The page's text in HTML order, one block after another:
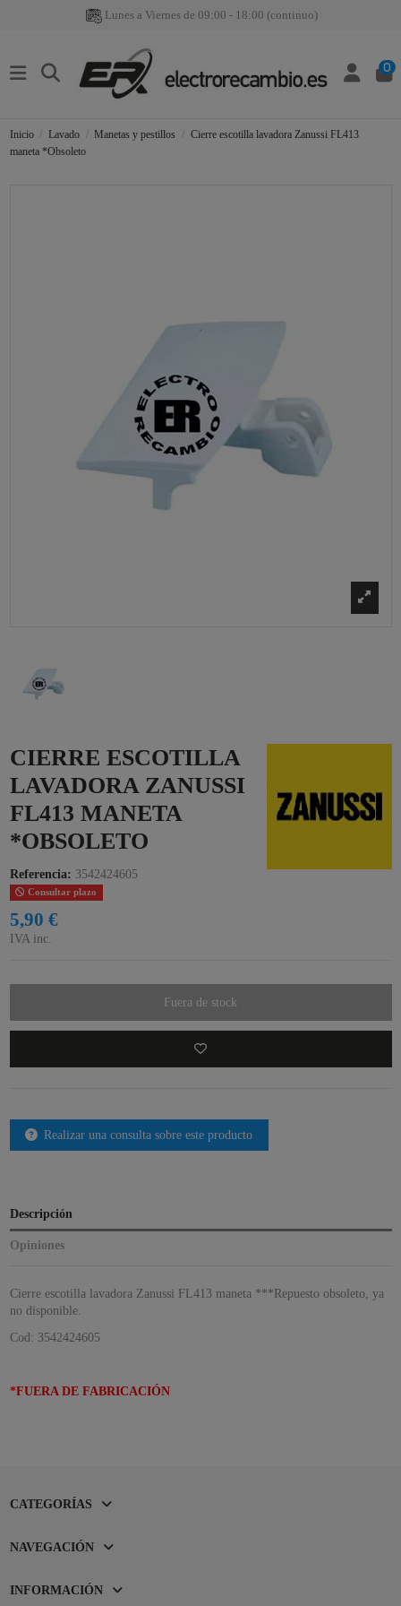
Lunes a Viernes de 09:00 - 18:00 (continuo)
0
Inicio Lavado Manetas y pestillos
Cierre escotilla lavadora Zanussi FL413
maneta *Obsoleto
CIERRE ESCOTILLA
LAVADORA ZANUSSI
FL413 MANETA
*OBSOLETO
Referencia: 3542424605
Consultar plazo
5,90 €
IVA inc.
Fuera de stock
Realizar una consulta sobre este producto
Descripción
Opiniones
Cierre escotilla lavadora Zanussi FL413 maneta ***Repuesto obsoleto, ya
no disponible.
Cod: 3542424605
*FUERA DE FABRICACIÓN
CATEGORÍAS
NAVEGACIÓN
INFORMACIÓN